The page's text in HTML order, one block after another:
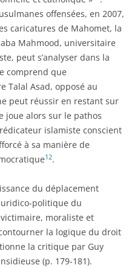
offensées, en 2007,
caricatures de Mahomet, la
Mahmood, universitaire
peut s’analyser dans la
comprend que
Talal Asad, opposé au
peut réussir en restant sur
joue alors sur le pathos
islamiste conscient
à sa manière de
12.
du déplacement
politique du
moraliste et
la logique du droit
la critique par Guy
(p. 179-181).